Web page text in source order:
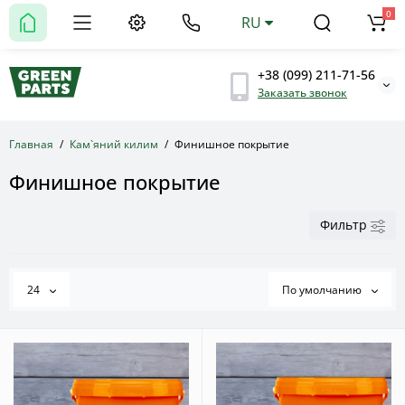
+38 (099) 211-71-56
Заказать звонок
RU 0
Главная Кам`яний килим Финишное покрытие
Финишное покрытие
Фильтр
24 По умолчанию